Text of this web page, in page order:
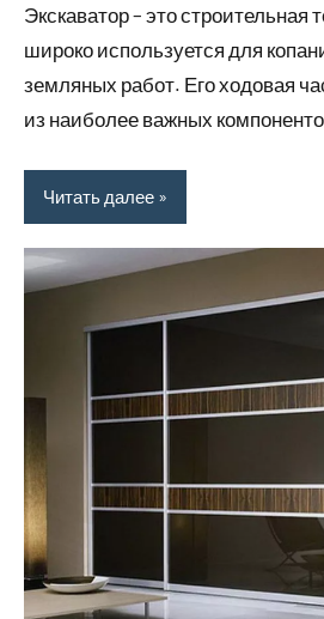
Экскаватор – это строительная
широко используется для
земляных работ. Его ходовая
из наиболее важных
Читать далее